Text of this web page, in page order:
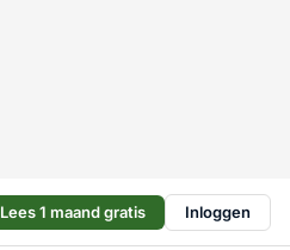
Lees 1 maand gratis Inloggen